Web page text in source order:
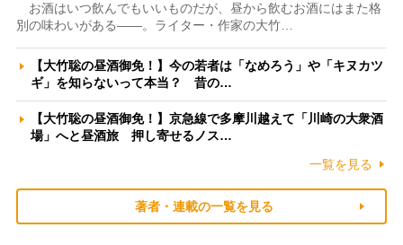
お酒はいつ飲んでもいいものだが、昼から飲むお酒にはまた格
別の味わいがある――。ライター・作家の大竹…
【大竹聡の昼酒御免！】今の若者は「なめろう」や「キヌカツ
ギ」を知らないって本当？ 昔の…
【大竹聡の昼酒御免！】京急線で多摩川越えて「川崎の大衆酒
場」へと昼酒旅 押し寄せるノス…
一覧を見る
著者・連載の一覧を見る